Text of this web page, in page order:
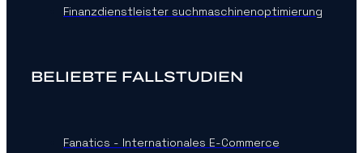
Finanzdienstleister suchmaschinenoptimierung
BELIEBTE FALLSTUDIEN
Fanatics - Internationales E-Commerce